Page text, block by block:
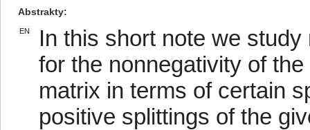
Abstrakty
EN
In this short note we
for the nonnegativity of
matrix in terms of certain
positive splittings of the